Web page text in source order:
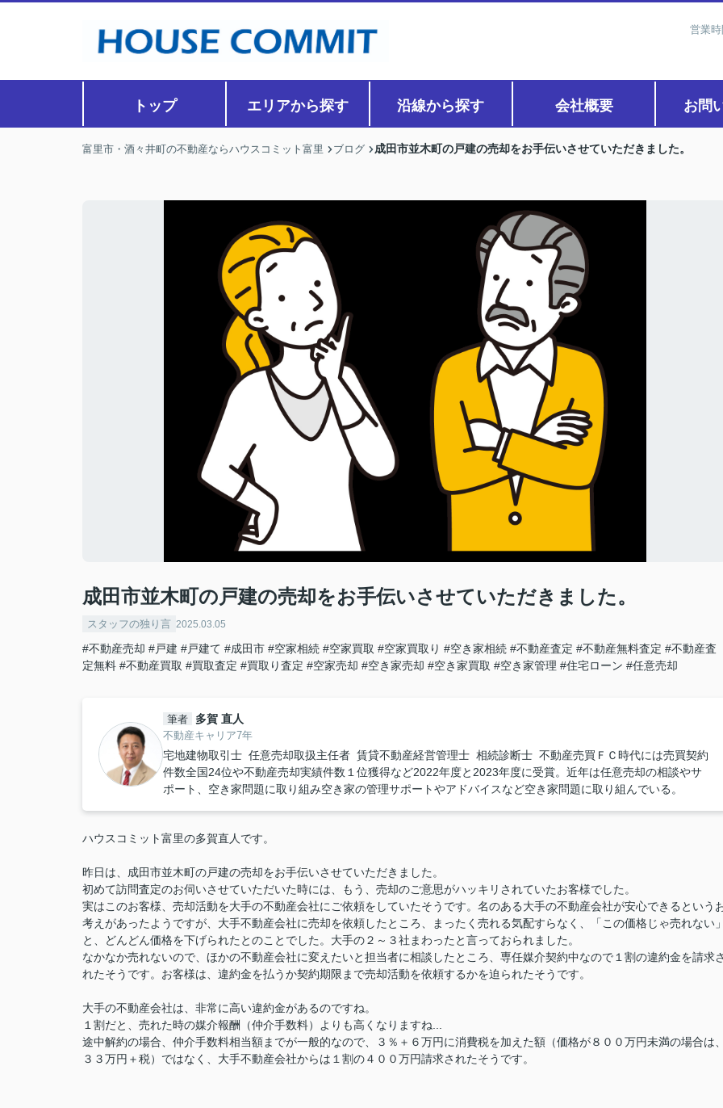
営業
トップ エリアから探す 沿線から探す 会社概要 お問
富里市・酒々井町の不動産ならハウスコミット富里 ブログ 成田市並木町の戸建の売却をお手伝いさせていただきました。
成田市並木町の戸建の売却をお手伝いさせていただきました。
スタッフの独り言 2025.03.05
#不動産売却 #戸建 #戸建て #成田市 #空家相続 #空家買取 #空家買取り #空き家相続 #不動産査定 #不動産無料査定 #不動産査
定無料 #不動産買取 #買取査定 #買取り査定 #空家売却 #空き家売却 #空き家買取 #空き家管理 #住宅ローン #任意売却
筆者 多賀 直人
不動産キャリア7年
宅地建物取引士 任意売却取扱主任者 賃貸不動産経営管理士 相続診断士 不動産売買ＦＣ時代には売買契約
件数全国24位や不動産売却実績件数１位獲得など2022年度と2023年度に受賞。近年は任意売却の相談やサ
ポート、空き家問題に取り組み空き家の管理サポートやアドバイスなど空き家問題に取り組んでいる。
ハウスコミット富里の多賀直人です。
昨日は、成田市並木町の戸建の売却をお手伝いさせていただきました。
初めて訪問査定のお伺いさせていただいた時には、もう、売却のご意思がハッキリされていたお客様でした。
実はこのお客様、売却活動を大手の不動産会社にご依頼をしていたそうです。 名のある大手の不動産会社が安心できるという
考えがあったようですが、大手不動産会社に売却を依頼したところ、まったく売れる気配すらなく、「この価格じゃ売れない
と、どんどん価格を下げられたとのことでした。大手の２～３社まわったと言っておられました。
なかなか売れないので、ほかの不動産会社に変えたいと担当者に相談したところ、専任媒介契約中なので１割の違約金を請求
れたそうです。お客様は、違約金を払うか契約期限まで売却活動を依頼するかを迫られたそうです。
大手の不動産会社は、非常に高い違約金があるのですね。
１割だと、売れた時の媒介報酬（仲介手数料）よりも高くなりますね...
途中解約の場合、仲介手数料相当額までが一般的なので、３％＋６万円に消費税を加えた額（価格が８００万円未満の場合は
３３万円＋税）ではなく、大手不動産会社からは１割の４００万円請求されたそうです。